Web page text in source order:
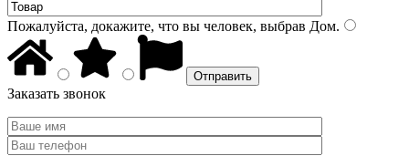
Пожалуйста, докажите, что вы человек, выбрав Дом.
Заказать звонок